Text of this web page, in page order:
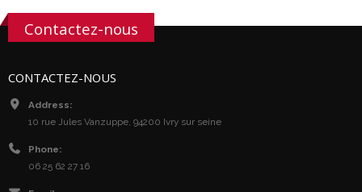
Contactez-nous
CONTACTEZ-NOUS
Address:
10 rue Jules Vanzuppe, 94200 Ivry sur seine
Phone:
06 25 62 27 16